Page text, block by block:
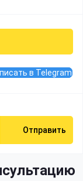
в Telegram
Отправить